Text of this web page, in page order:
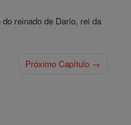
reinado de Dario, rei da
Próximo Capítulo →